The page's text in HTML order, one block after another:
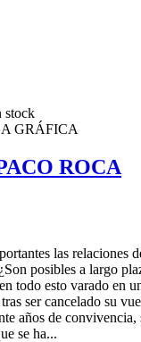
stock
GRÁFICA
ROCA
las relaciones
posibles a largo
todo esto varado en
ser cancelado su
años de
se ha...